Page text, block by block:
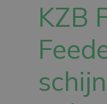
KZB